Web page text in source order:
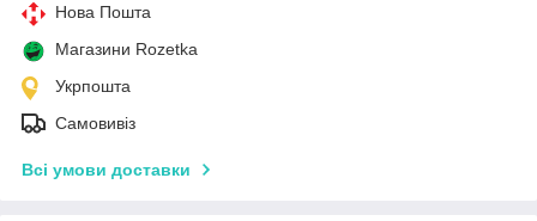
Нова Пошта
Магазини Rozetka
Укрпошта
Самовивіз
Всі умови доставки